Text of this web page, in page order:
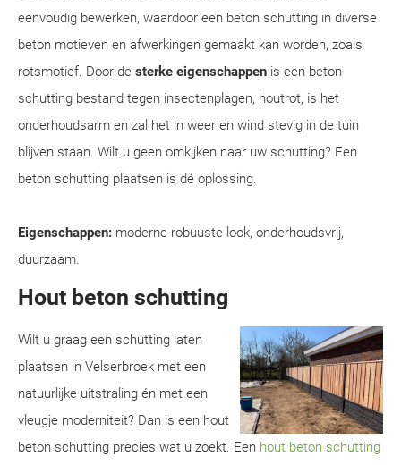
eenvoudig bewerken, waardoor een beton schutting in diverse
beton motieven en afwerkingen gemaakt kan worden, zoals
rotsmotief. Door de sterke eigenschappen is een beton
schutting bestand tegen insectenplagen, houtrot, is het
onderhoudsarm en zal het in weer en wind stevig in de tuin
blijven staan. Wilt u geen omkijken naar uw schutting? Een
beton schutting plaatsen is dé oplossing.
Eigenschappen: moderne robuuste look, onderhoudsvrij,
duurzaam.
Hout beton schutting
Wilt u graag een schutting laten
plaatsen in Velserbroek met een
natuurlijke uitstraling én met een
vleugje moderniteit? Dan is een hout
beton schutting precies wat u zoekt. Een hout beton schutting